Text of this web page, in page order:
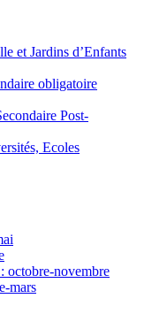
et Jardins d’Enfants
obligatoire
Post-
Ecoles
octobre-novembre
mars